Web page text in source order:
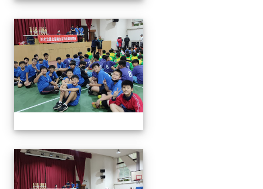
113年全國北區師生盃巧固
113年全國北區師生盃巧固